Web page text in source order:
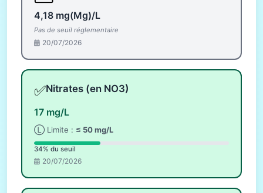
4,18 mg(Mg)/L
Pas de seuil réglementaire
20/07/2026
✅Nitrates (en NO3)
17 mg/L
Ⓛ Limite : ≤ 50 mg/L
34% du seuil
20/07/2026